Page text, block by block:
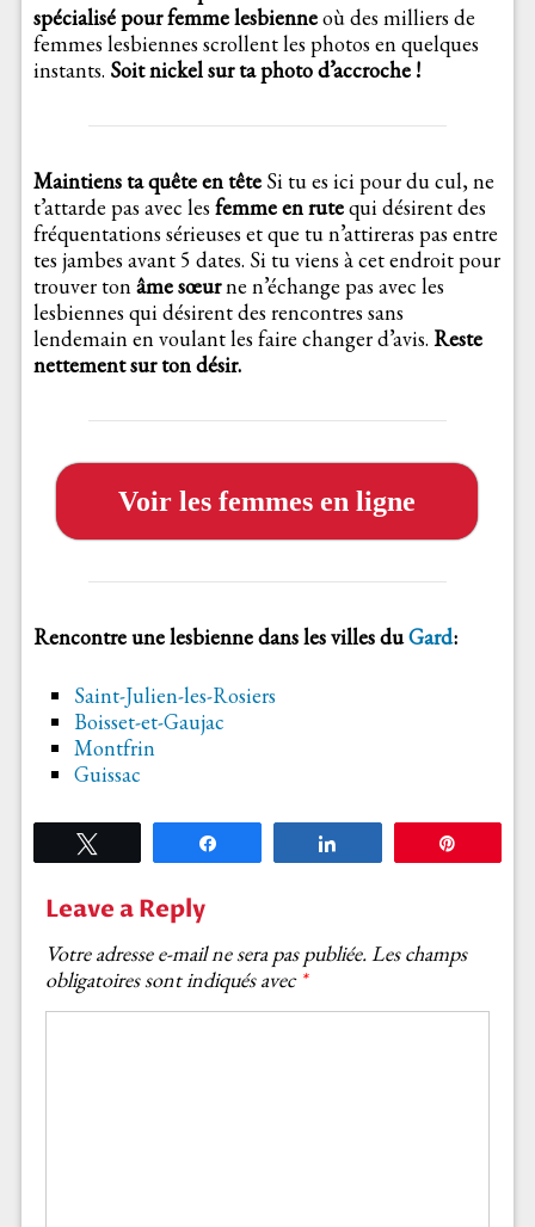
spécialisé pour femme lesbienneoù des milliers de
femmes lesbiennes scrollent les photos en quelques
instants. Soit nickel sur ta photo d’accroche !
Maintiens ta quête en têteSi tu es ici pour du cul, ne
t’attarde pas avec les femme en rutequi désirent des
fréquentations sérieuses et que tu n’attireras pas entre
tes jambes avant 5 dates. Si tu viens à cet endroit pour
trouver tonâme sœurne n’échange pas avec les
lesbiennes qui désirent des rencontres sans
lendemain en voulant les faire changer d’avis. Reste
nettement sur ton désir.
Voir les femmes en ligne
Rencontre une lesbienne dans les villes duGard:
Saint-Julien-les-Rosiers
Boisset-et-Gaujac
Montfrin
Guissac
Leave a Reply
Votre adresse e-mail ne sera pas publiée.Les champs
obligatoires sont indiqués avec *